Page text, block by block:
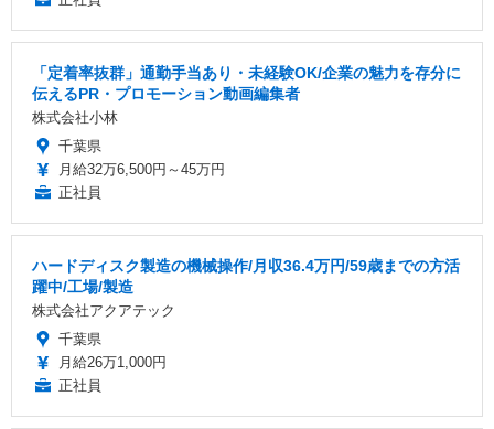
「定着率抜群」通勤手当あり・未経験OK/企業の魅力を存分に
伝えるPR・プロモーション動画編集者
株式会社小林
千葉県
月給32万6,500円～45万円
正社員
ハードディスク製造の機械操作/月収36.4万円/59歳までの方活
躍中/工場/製造
株式会社アクアテック
千葉県
月給26万1,000円
正社員